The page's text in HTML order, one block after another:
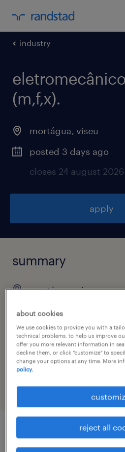
industry
(m,f,x).
mortágua, viseu
posted 3 days ago
closes 24 august 2026
apply
summary
mortágua, viseu
permanent
job category
industry
job details
about cookies
We use cookies to provide you with a
technical problems, to help us improve
offer you more relevant information in
decline them, or click "customize" to
change your options at any time. More
policy.
reject all